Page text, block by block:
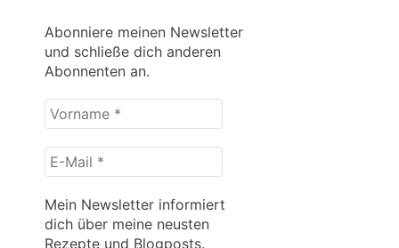
Abonniere meinen Newsletter
und schließe dich anderen
Abonnenten an.
Vorname
*
E-
Mail
*
Mein Newsletter informiert
dich über meine neusten
Rezepte und Blogposts.